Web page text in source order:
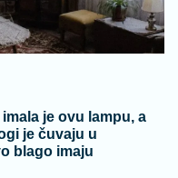
je ovu lampu, a
je čuvaju u
blago imaju